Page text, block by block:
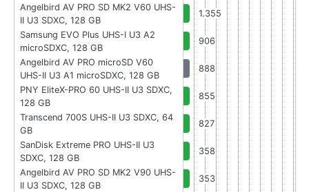
Angelbird AV PRO SD MK2 V60 UHS-
II U3 SDXC, 128 GB
1.355
Samsung EVO Plus UHS-I U3 A2
microSDXC, 128 GB
906
Angelbird AV PRO microSD V60
UHS-II U3 A1 microSDXC, 128 GB
888
PNY EliteX-PRO 60 UHS-II U3 SDXC,
128 GB
855
Transcend 700S UHS-II U3 SDXC, 64
GB
827
SanDisk Extreme PRO UHS-II U3
SDXC, 128 GB
358
Angelbird AV PRO SD MK2 V90 UHS-
II U3 SDXC, 128 GB
353